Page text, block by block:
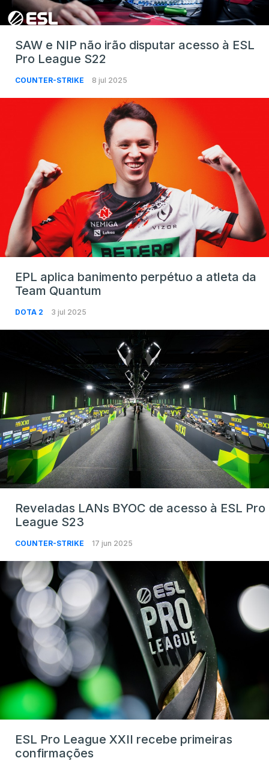
SAW e NIP não irão disputar acesso à ESL
Pro League S22
COUNTER-STRIKE 8 jul 2025
EPL aplica banimento perpétuo a atleta da
Team Quantum
DOTA 2 3 jul 2025
Reveladas LANs BYOC de acesso à ESL Pro
League S23
COUNTER-STRIKE 17 jun 2025
ESL Pro League XXII recebe primeiras
confirmações